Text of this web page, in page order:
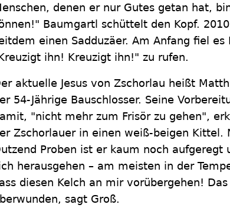
denen er nur Gutes getan hat,
Baumgartl schüttelt den Kopf.
einen Sadduzäer. Am Anfang fiel
ihn! Kreuzigt ihn!" zu rufen.
aktuelle Jesus von Zschorlau heißt
54-Jährige Bauschlosser. Seine
"nicht mehr zum Frisör zu gehen",
Zschorlauer in einen weiß-beigen Kittel.
Proben ist er kaum noch aufgeregt
herausgehen – am meisten in der
diesen Kelch an mir vorübergehen!
sagt Groß.